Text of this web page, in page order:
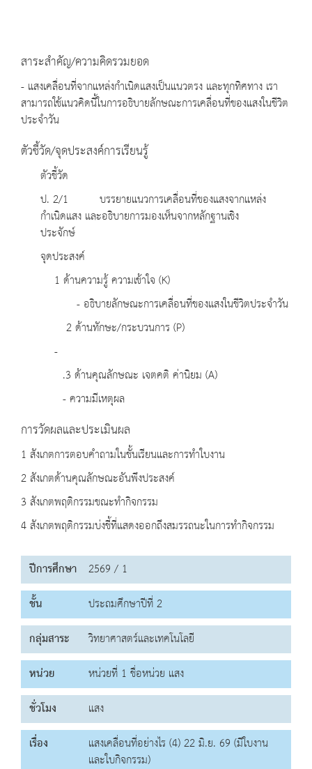
สาระสำคัญ/ความคิดรวมยอด
- แสงเคลื่อนที่จากแหล่งกำเนิดแสงเป็นแนวตรง และทุกทิศทาง เรา
สามารถใช้แนวคิดนี้ในการอธิบายลักษณะการเคลื่อนที่ของแสงในชีวิต
ประจำวัน
ตัวชี้วัด/จุดประสงค์การเรียนรู้
ตัวชี้วัด
ป. 2/1 บรรยายแนวการเคลื่อนที่ของแสงจากแหล่ง
กำเนิดแสง และอธิบายการมองเห็นจากหลักฐานเชิง
ประจักษ์
จุดประสงค์
1 ด้านความรู้ ความเข้าใจ (K)
- อธิบายลักษณะการเคลื่อนที่ของแสงในชีวิตประจำวัน
2 ด้านทักษะ/กระบวนการ (P)
-
.3 ด้านคุณลักษณะ เจตคติ ค่านิยม (A)
- ความมีเหตุผล
การวัดผลและประเมินผล
1 สังเกตการตอบคำถามในชั้นเรียนและการทำใบงาน
2 สังเกตด้านคุณลักษณะอันพึงประสงค์
3 สังเกตพฤติกรรมขณะทำกิจกรรม
4 สังเกตพฤติกรรมบ่งชี้ที่แสดงออกถึงสมรรถนะในการทำกิจกรรม
ปีการศึกษา 2569 / 1
ชั้น
ประถมศึกษาปีที่ 2
กลุ่มสาระ
วิทยาศาสตร์และเทคโนโลยี
หน่วย
หน่วยที่ 1 ชื่อหน่วย แสง
ชั่วโมง
แสง
เรื่อง
แสงเคลื่อนที่อย่างไร (4) 22 มิ.ย. 69 (มีใบงาน
และใบกิจกรรม)